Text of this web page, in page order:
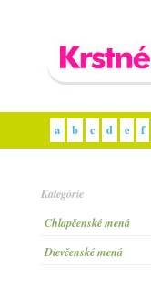
a b c d e f
Kategórie
Chlapčenské mená
Dievčenské mená